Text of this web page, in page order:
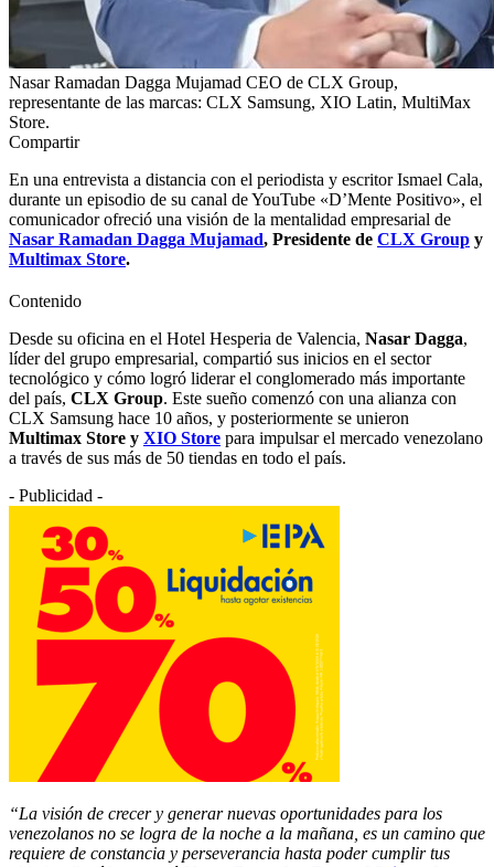
Nasar Ramadan Dagga Mujamad CEO de CLX Group,
representante de las marcas: CLX Samsung, XIO Latin, MultiMax
Store.
Compartir
En una entrevista a distancia con el periodista y escritor Ismael Cala,
durante un episodio de su canal de YouTube «D’Mente Positivo», el
comunicador ofreció una visión de la mentalidad empresarial de
Nasar Ramadan Dagga Mujamad, Presidente de CLX Group y
Multimax Store.
Contenido
Desde su oficina en el Hotel Hesperia de Valencia, Nasar Dagga,
líder del grupo empresarial, compartió sus inicios en el sector
tecnológico y cómo logró liderar el conglomerado más importante
del país, CLX Group. Este sueño comenzó con una alianza con
CLX Samsung hace 10 años, y posteriormente se unieron
Multimax Store y XIO Store para impulsar el mercado venezolano
a través de sus más de 50 tiendas en todo el país.
- Publicidad -
“La visión de crecer y generar nuevas oportunidades para los
venezolanos no se logra de la noche a la mañana, es un camino que
requiere de constancia y perseverancia hasta poder cumplir tus